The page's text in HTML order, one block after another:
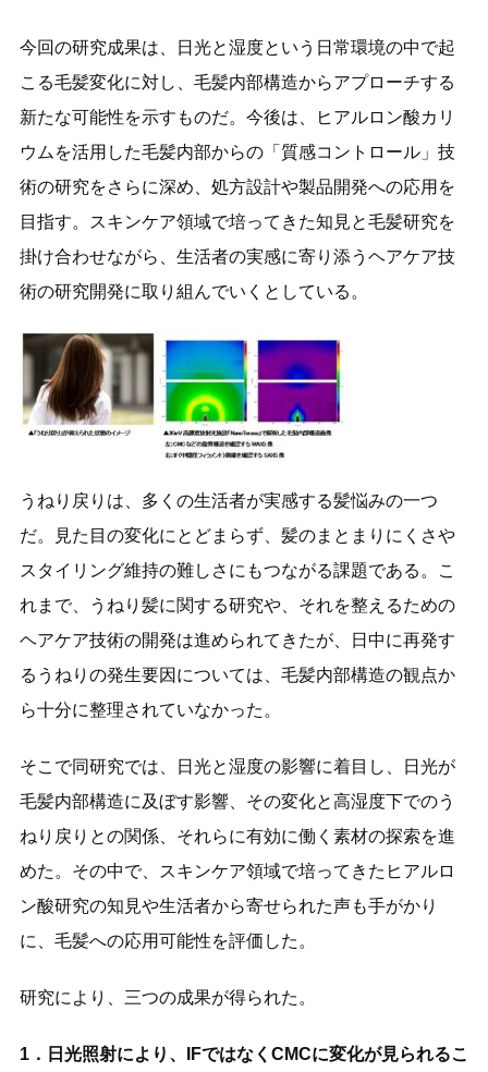
今回の研究成果は、日光と湿度という日常環境の中で起
こる毛髪変化に対し、毛髪内部構造からアプローチする
新たな可能性を示すものだ。今後は、ヒアルロン酸カリ
ウムを活用した毛髪内部からの「質感コントロール」技
術の研究をさらに深め、処方設計や製品開発への応用を
目指す。スキンケア領域で培ってきた知見と毛髪研究を
掛け合わせながら、生活者の実感に寄り添うヘアケア技
術の研究開発に取り組んでいくとしている。
うねり戻りは、多くの生活者が実感する髪悩みの一つ
だ。見た目の変化にとどまらず、髪のまとまりにくさや
スタイリング維持の難しさにもつながる課題である。こ
れまで、うねり髪に関する研究や、それを整えるための
ヘアケア技術の開発は進められてきたが、日中に再発す
るうねりの発生要因については、毛髪内部構造の観点か
ら十分に整理されていなかった。
そこで同研究では、日光と湿度の影響に着目し、日光が
毛髪内部構造に及ぼす影響、その変化と高湿度下でのう
ねり戻りとの関係、それらに有効に働く素材の探索を進
めた。その中で、スキンケア領域で培ってきたヒアルロ
ン酸研究の知見や生活者から寄せられた声も手がかり
に、毛髪への応用可能性を評価した。
研究により、三つの成果が得られた。
1．日光照射により、IFではなくCMCに変化が見られるこ